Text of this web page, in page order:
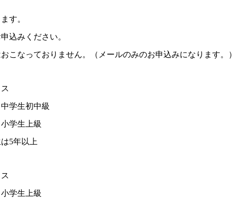
す。
込みください。
こなっておりません。（メールのみのお申込みになります。）
中級
上級
上
上級